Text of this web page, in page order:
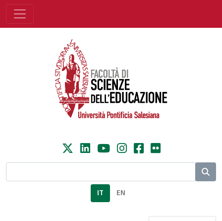
IT EN